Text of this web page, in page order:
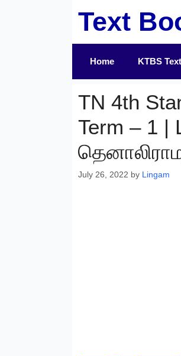
Text
Home KTBS
TN 4th
Term – 1 |
July 26, 2022 by Lingam